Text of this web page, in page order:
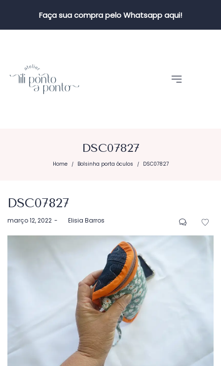
Faça sua compra pelo Whatsapp aqui!
DSC07827
Home / Bolsinha porta óculos / DSC07827
DSC07827
Postado
março 12, 2022 byElisia Barros